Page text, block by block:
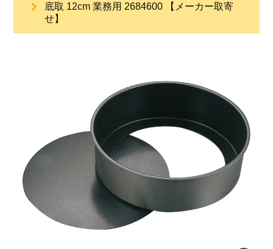
ご利用ガイド
会社概要
OEMについて
Instagram
底取 12cm 業務用 2684600 【メーカー取寄
せ】